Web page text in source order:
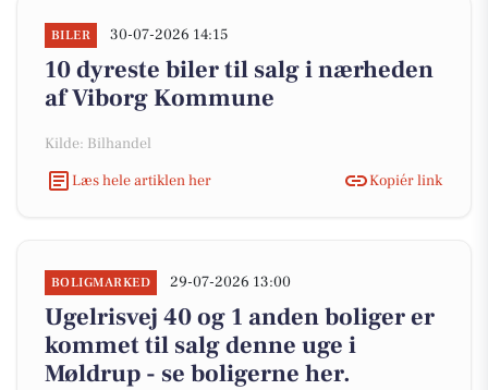
BILER 30-07-2026 14:15
10 dyreste biler til salg i nærheden
af Viborg Kommune
Kilde: Bilhandel
Læs hele artiklen her
Kopiér link
BOLIGMARKED 29-07-2026 13:00
Ugelrisvej 40 og 1 anden boliger er
kommet til salg denne uge i
Møldrup - se boligerne her.